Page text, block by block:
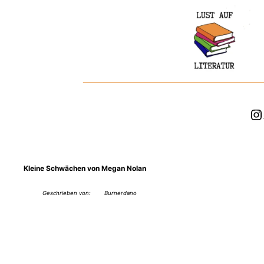
Kleine Schwächen von Megan Nolan
Geschrieben von: Burnerdano